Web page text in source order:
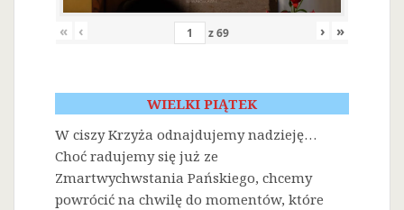
« ‹ z69 › »
WIELKI PIĄTEK
W ciszy Krzyża odnajdujemy nadzieję…
Choć radujemy się już ze
Zmartwychwstania Pańskiego, chcemy
powrócić na chwilę do momentów, które